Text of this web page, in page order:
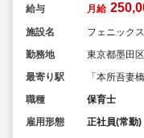
給与 月給
施設名
フェニック
勤務地
東京都墨田
最寄り駅
「本所吾妻
職種
保育士
雇用形態
正社員(常勤)